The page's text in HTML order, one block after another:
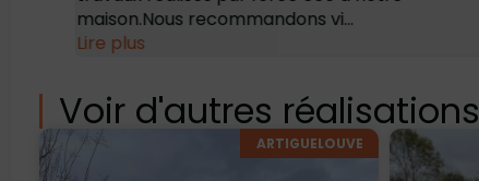
maison.Nous recommandons vi...
Lire plus
Voir d'autres réalisations
ARTIGUELOUVE